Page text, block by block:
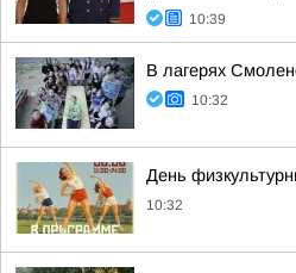
10:39
В лагерях
10:32
День
10:32